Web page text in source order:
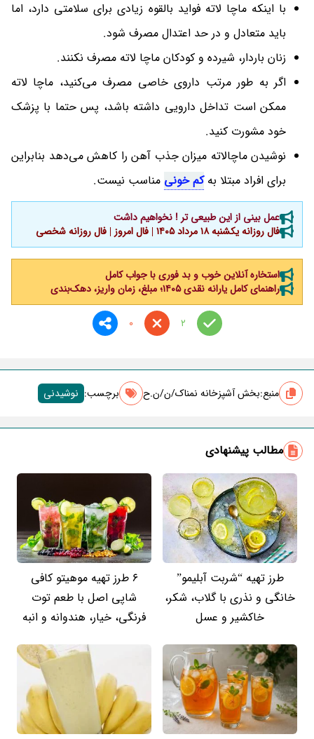
با اینکه ماچا لاته فواید بالقوه زیادی برای سلامتی دارد، اما
باید متعادل و در حد اعتدال مصرف شود.
زنان باردار، شیرده و کودکان ماچا لاته مصرف نکنند.
اگر به طور مرتب داروی خاصی مصرف می‌کنید، ماچا لاته
ممکن است تداخل دارویی داشته باشد، پس حتما با پزشک
خود مشورت کنید.
نوشیدن ماچالاته میزان جذب آهن را کاهش می‌دهد بنابراین
برای افراد مبتلا بهکم خونی مناسب نیست.
عمل بینی از این طبیعی تر ! نخواهیم داشت
فال روزانه یکشنبه ۱۸ مرداد ۱۴۰۵ | فال امروز | فال روزانه شخصی
استخاره آنلاین خوب و بد فوری با جواب کامل
راهنمای کامل یارانه نقدی ۱۴۰۵؛ مبلغ، زمان واریز، دهک‌بندی
2
0
منبع:بخش آشپزخانه نمناک/ن/ن.ح برچسب‌: نوشیدنی
مطالب پیشنهادی
طرز تهیه “شربت آبلیمو”
خانگی و نذری با گلاب، شکر،
خاکشیر و عسل
6 طرز تهیه موهیتو کافی
شاپی اصل با طعم توت
فرنگی، خیار، هندوانه و انبه